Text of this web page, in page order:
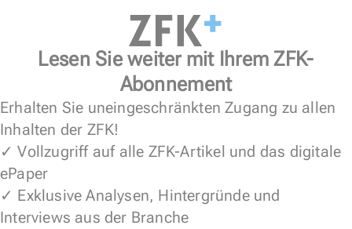
Lesen Sie weiter mit Ihrem ZFK-
Abonnement
Erhalten Sie uneingeschränkten Zugang zu allen
Inhalten der ZFK!
✓ Vollzugriff auf alle ZFK-Artikel und das digitale
ePaper
✓ Exklusive Analysen, Hintergründe und
Interviews aus der Branche